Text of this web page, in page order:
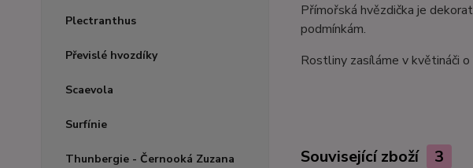
Plectranthus
Převislé hvozdíky
Scaevola
Surfínie
Thunbergie - Černooká Zuzana
Přímořská hvězdička je
podmínkám.
Rostliny zasíláme v květináči
Související zboží 3